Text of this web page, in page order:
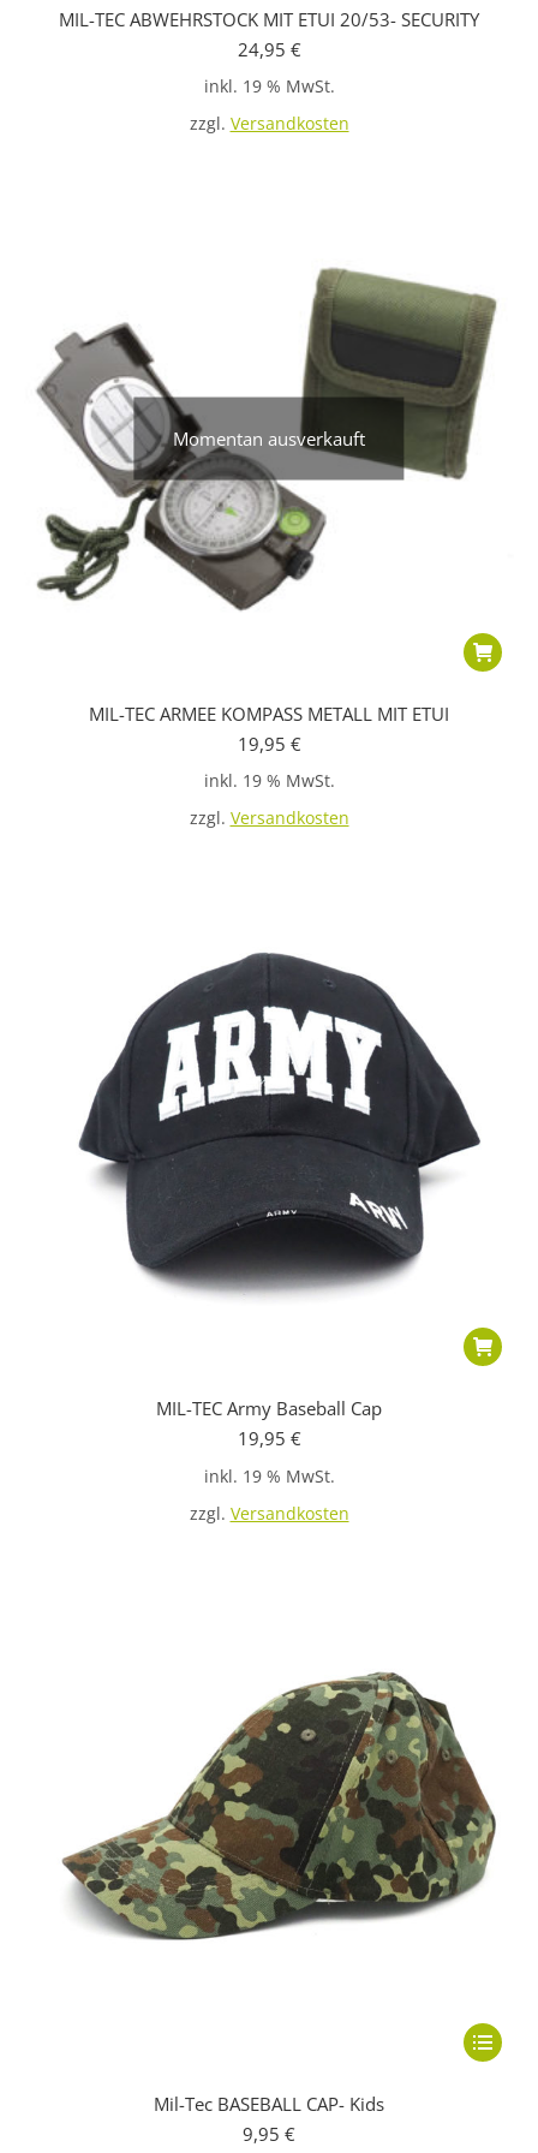
MIL-TEC ABWEHRSTOCK MIT ETUI 20/53- SECURITY
24,95 €
inkl. 19 % MwSt.
zzgl. Versandkosten
Momentan ausverkauft
MIL-TEC ARMEE KOMPASS METALL MIT ETUI
19,95 €
inkl. 19 % MwSt.
zzgl. Versandkosten
MIL-TEC Army Baseball Cap
19,95 €
inkl. 19 % MwSt.
zzgl. Versandkosten
Dieses
Mil-Tec BASEBALL CAP- Kids
9,95 €